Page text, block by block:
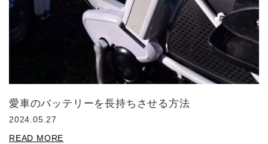
愛車のバッテリーを長持ちさせる方法
2024.05.27
READ MORE